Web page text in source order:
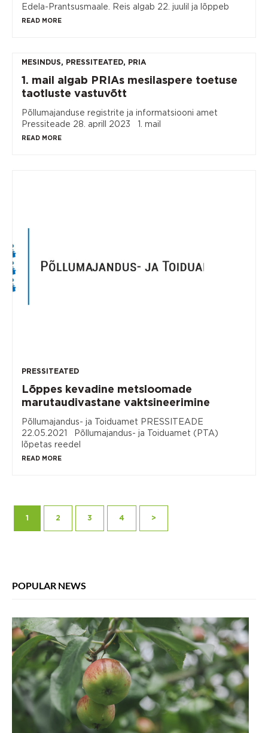
Edela-Prantsusmaale. Reis algab 22. juulil ja lõppeb
READ MORE
MESINDUS, PRESSITEATED, PRIA
1. mail algab PRIAs mesilaspere toetuse
taotluste vastuvõtt
Põllumajanduse registrite ja informatsiooni amet
Pressiteade 28. aprill 2023 1. mail
READ MORE
PRESSITEATED
Lõppes kevadine metsloomade
marutaudivastane vaktsineerimine
Põllumajandus- ja Toiduamet PRESSITEADE
22.05.2021 Põllumajandus- ja Toiduamet (PTA)
lõpetas reedel
READ MORE
1 2 3 4 >
POPULAR NEWS